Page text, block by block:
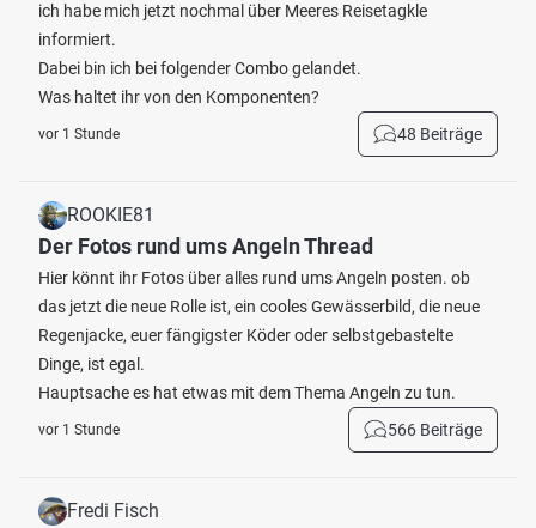
ich habe mich jetzt nochmal über Meeres Reisetagkle
informiert.
Dabei bin ich bei folgender Combo gelandet.
Was haltet ihr von den Komponenten?
vor 1 Stunde 48 Beiträge
ROOKIE81
Der Fotos rund ums Angeln Thread
Hier könnt ihr Fotos über alles rund ums Angeln posten. ob
das jetzt die neue Rolle ist, ein cooles Gewässerbild, die neue
Regenjacke, euer fängigster Köder oder selbstgebastelte
Dinge, ist egal.
Hauptsache es hat etwas mit dem Thema Angeln zu tun.
vor 1 Stunde 566 Beiträge
Fredi Fisch